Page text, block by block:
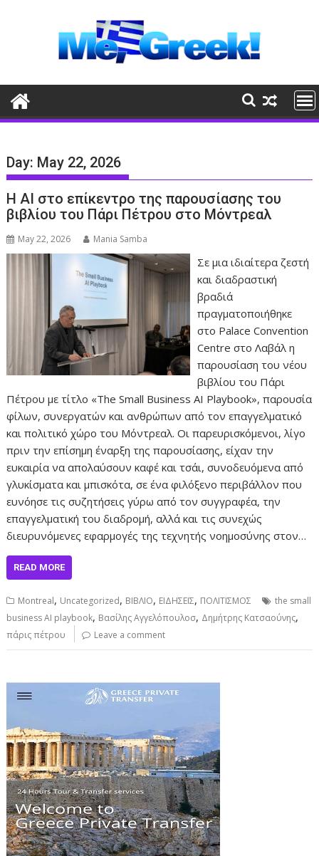
Day: May 22, 2026
Η ΑΙ στο επίκεντρο της παρουσίασης του
βιβλίου του Πάρι Πέτρου στο Μόντρεαλ
May 22, 2026 Mania Samba
Σε μια ιδιαίτερα ζεστή
και διαδραστική
βραδιά
πραγματοποιήθηκε
στο Palace Convention
Centre στο Λαβάλ η
παρουσίαση του νέου
βιβλίου του Πάρι
Πέτρου με τίτλο «The Small Business AI Playbook», παρουσία
φίλων, συνεργατών και ανθρώπων από τον επαγγελματικό
και πολιτικό χώρο του Μόντρεαλ. Οι παρευρισκόμενοι, λίγο
πριν την επίσημη έναρξη της παρουσίασης, είχαν την
ευκαιρία να απολαύσουν καφέ και τσάι, συνοδευόμενα από
γλυκίσματα και μπισκότα, σε ένα φιλόξενο περιβάλλον που
ευνόησε τις συζητήσεις γύρω από τον συγγραφέα, την
επαγγελματική του διαδρομή, αλλά και τις συνεχώς
διευρυνόμενες εφαρμογές της τεχνητής νοημοσύνης στον…
READ MORE
Montreal, Uncategorized, ΒΙΒΛΙΟ, ΕΙΔΗΣΕΙΣ, ΠΟΛΙΤΙΣΜΟΣ
the small
business AI playbook, Βασίλης Αγγελόπουλοσ, Δημήτρης Κατσαούνης,
πάρις πέτρου Leave a comment